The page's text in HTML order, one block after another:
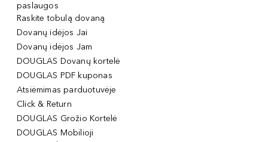
paslaugos
Raskite tobulą dovaną
Dovanų idėjos Jai
Dovanų idėjos Jam
DOUGLAS Dovanų kortelė
DOUGLAS PDF kuponas
Atsiėmimas parduotuvėje
Click & Return
DOUGLAS Grožio Kortelė
DOUGLAS Mobilioji